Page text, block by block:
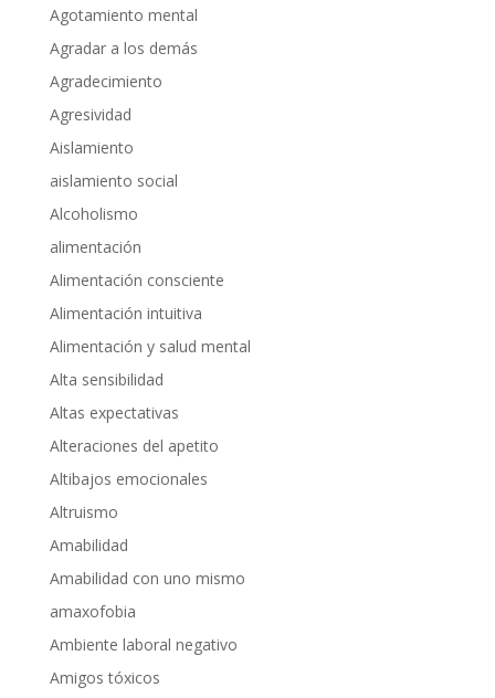
Agotamiento mental
Agradar a los demás
Agradecimiento
Agresividad
Aislamiento
aislamiento social
Alcoholismo
alimentación
Alimentación consciente
Alimentación intuitiva
Alimentación y salud mental
Alta sensibilidad
Altas expectativas
Alteraciones del apetito
Altibajos emocionales
Altruismo
Amabilidad
Amabilidad con uno mismo
amaxofobia
Ambiente laboral negativo
Amigos tóxicos